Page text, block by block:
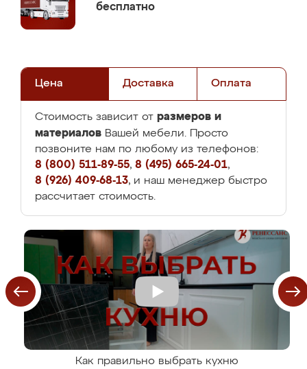
бесплатно
Цена Доставка Оплата
Стоимость зависит от размеров и
материалов Вашей мебели. Просто
позвоните нам по любому из телефонов:
8 (800) 511-89-55, 8 (495) 665-24-01,
8 (926) 409-68-13, и наш менеджер быстро
рассчитает стоимость.
Как правильно выбрать кухню